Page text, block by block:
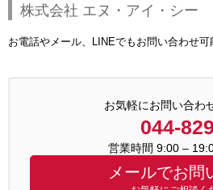
株式会社 エヌ・アイ・シー
お電話やメール、LINEでもお問い合わせ可
お気軽にお問い合わ
044-
営業時間 9:00 –
メールでお問